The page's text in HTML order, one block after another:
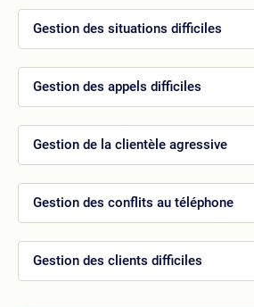
Gestion des situations difficiles
Gestion des appels difficiles
Gestion de la clientèle agressive
Gestion des conflits au téléphone
Gestion des clients difficiles